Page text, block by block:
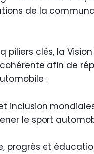
de la
piliers clés, la
afin de
:
inclusion
le sport
progrès et